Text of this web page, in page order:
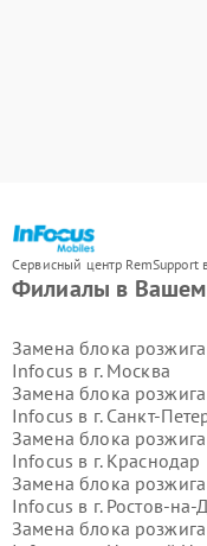
Сервисный центр RemSupport
Филиалы в Вашем
Замена блока
Infocus в г. Москва
Замена блока
Infocus в г. Санкт-
Замена блока
Infocus в г. Краснодар
Замена блока
Infocus в г. Ростов-на-
Замена блока